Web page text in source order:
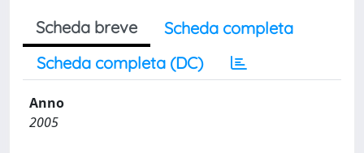
Scheda breve
Scheda completa
Scheda completa (DC)
Anno
2005